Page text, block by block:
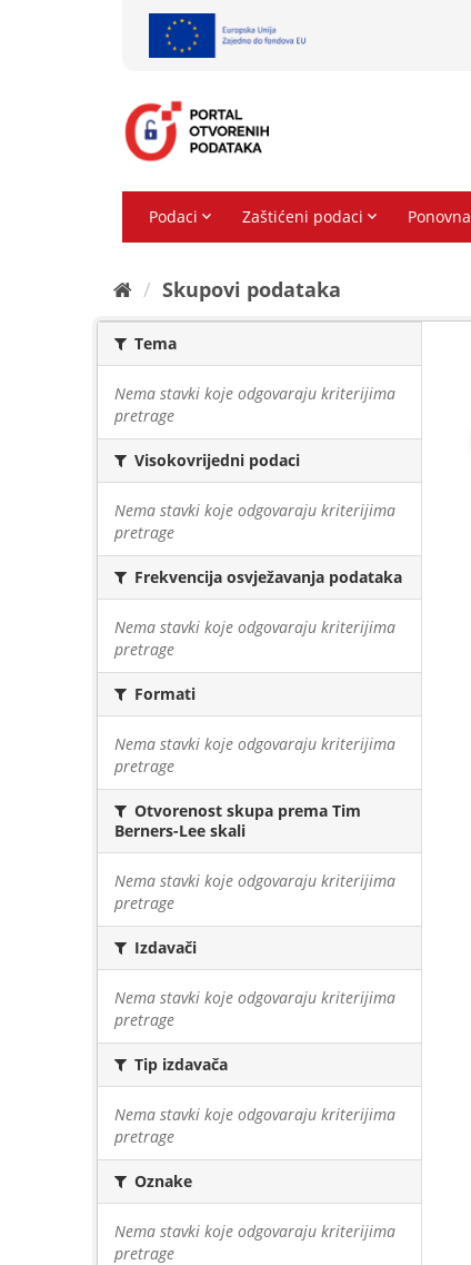
Skupovi podаtаkа
Tema
Nema stavki koje odgovaraju kriterijima
pretrage
Visokovrijedni podaci
Nema stavki koje odgovaraju kriterijima
pretrage
Frekvencija osvježavanja podataka
Nema stavki koje odgovaraju kriterijima
pretrage
Formati
Nema stavki koje odgovaraju kriterijima
pretrage
Otvorenost skupa prema Tim
Berners-Lee skali
Nema stavki koje odgovaraju kriterijima
pretrage
Izdavači
Nema stavki koje odgovaraju kriterijima
pretrage
Tip izdavača
Nema stavki koje odgovaraju kriterijima
pretrage
Oznake
Nema stavki koje odgovaraju kriterijima
pretrage